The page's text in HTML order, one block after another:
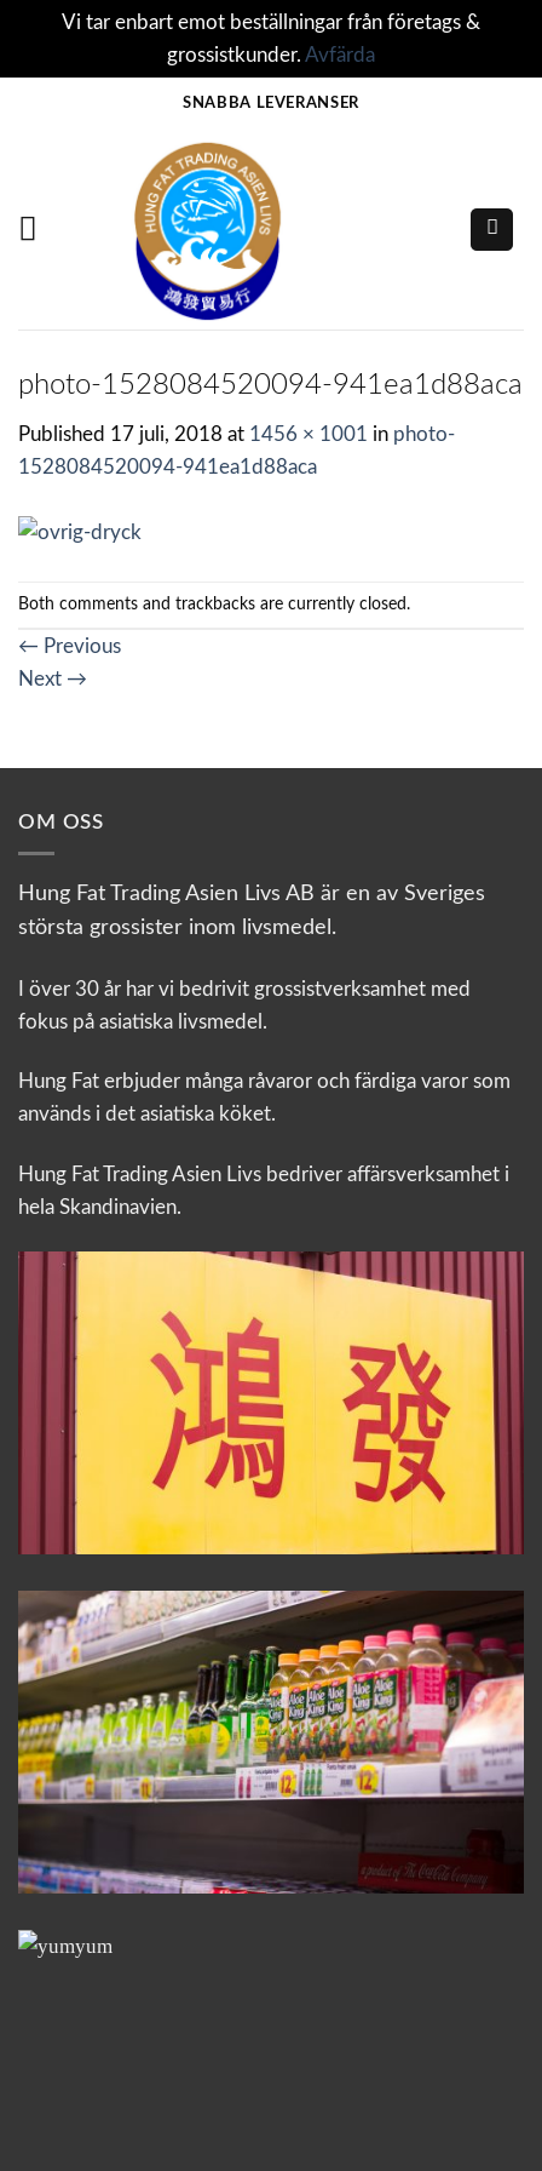
Vi tar enbart emot beställningar från företags &
grossistkunder. Avfärda
SNABBA LEVERANSER
photo-1528084520094-941ea1d88aca
Published 17 juli, 2018 at 1456 × 1001 in photo-
1528084520094-941ea1d88aca
Both comments and trackbacks are currently closed.
← Previous
Next →
OM OSS
Hung Fat Trading Asien Livs AB är en av Sveriges
största grossister inom livsmedel.
I över 30 år har vi bedrivit grossistverksamhet med
fokus på asiatiska livsmedel.
Hung Fat erbjuder många råvaror och färdiga varor som
används i det asiatiska köket.
Hung Fat Trading Asien Livs bedriver affärsverksamhet i
hela Skandinavien.